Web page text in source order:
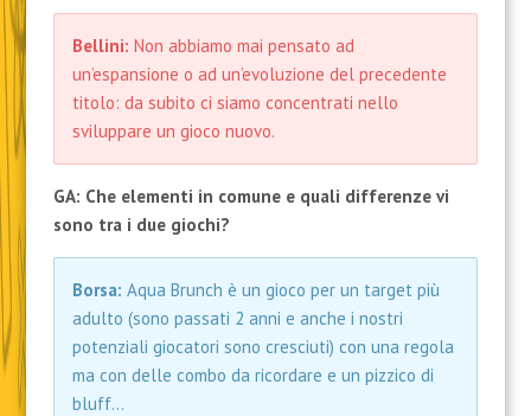
Bellini: Non abbiamo mai pensato ad
un’espansione o ad un’evoluzione del precedente
titolo: da subito ci siamo concentrati nello
sviluppare un gioco nuovo.
GA: Che elementi in comune e quali differenze vi
sono tra i due giochi?
Borsa: Aqua Brunch è un gioco per un target più
adulto (sono passati 2 anni e anche i nostri
potenziali giocatori sono cresciuti) con una regola
ma con delle combo da ricordare e un pizzico di
bluff…